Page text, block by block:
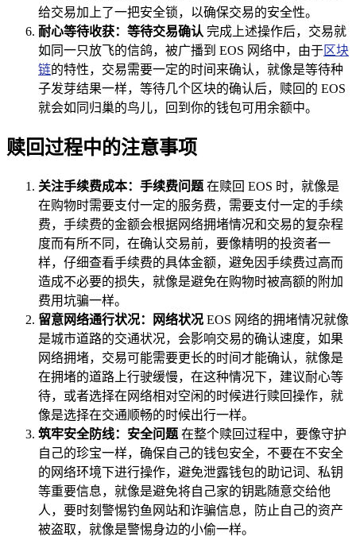
给交易加上了一把安全锁，以确保交易的安全性。
耐心等待收获：等待交易确认 完成上述操作后，交易就
如同一只放飞的信鸽，被广播到 EOS 网络中，由于区块
链的特性，交易需要一定的时间来确认，就像是等待种
子发芽结果一样，等待几个区块的确认后，赎回的 EOS
就会如同归巢的鸟儿，回到你的钱包可用余额中。
赎回过程中的注意事项
关注手续费成本：手续费问题 在赎回 EOS 时，就像是
在购物时需要支付一定的服务费，需要支付一定的手续
费，手续费的金额会根据网络拥堵情况和交易的复杂程
度而有所不同，在确认交易前，要像精明的投资者一
样，仔细查看手续费的具体金额，避免因手续费过高而
造成不必要的损失，就像是避免在购物时被高额的附加
费用坑骗一样。
留意网络通行状况：网络状况 EOS 网络的拥堵情况就像
是城市道路的交通状况，会影响交易的确认速度，如果
网络拥堵，交易可能需要更长的时间才能确认，就像是
在拥堵的道路上行驶缓慢，在这种情况下，建议耐心等
待，或者选择在网络相对空闲的时候进行赎回操作，就
像是选择在交通顺畅的时候出行一样。
筑牢安全防线：安全问题 在整个赎回过程中，要像守护
自己的珍宝一样，确保自己的钱包安全，不要在不安全
的网络环境下进行操作，避免泄露钱包的助记词、私钥
等重要信息，就像是避免将自己家的钥匙随意交给他
人，要时刻警惕钓鱼网站和诈骗信息，防止自己的资产
被盗取，就像是警惕身边的小偷一样。